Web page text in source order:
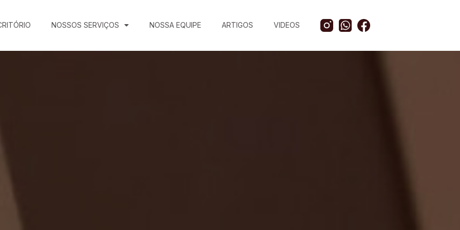
NOSSOS SERVIÇOS NOSSA EQUIPE ARTIGOS VIDEOS